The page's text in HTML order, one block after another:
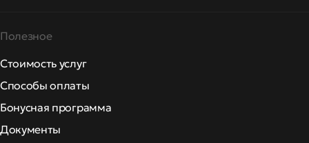
Полезное
Стоимость услуг
Способы оплаты
Бонусная программа
Документы